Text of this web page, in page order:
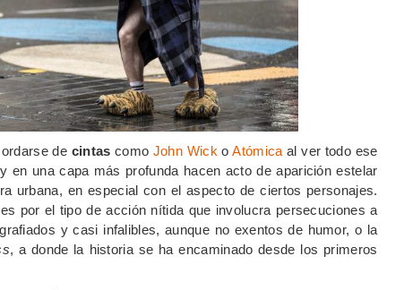
de cintas como John Wick oAtómica al ver todo ese
en una capa más profunda hacen acto de aparición estelar
urbana, en especial con el aspecto de ciertos personajes.
por el tipo de acción nítida que involucra persecuciones a
y casi infalibles, aunque no exentos de humor, o la
, a donde la historia se ha encaminado desde los primeros